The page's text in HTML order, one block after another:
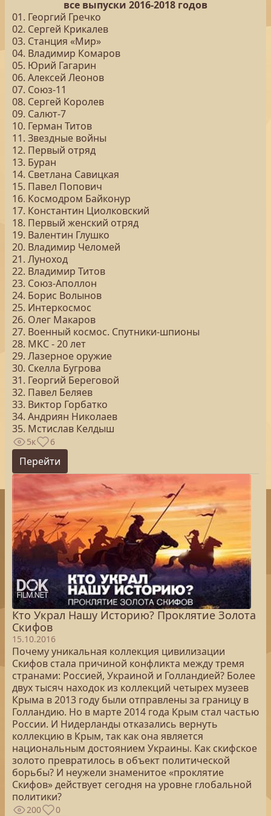
все выпуски 2016-2018 годов
01. Георгий Гречко
02. Сергей Крикалев
03. Станция «Мир»
04. Владимир Комаров
05. Юрий Гагарин
06. Алексей Леонов
07. Союз-11
08. Сергей Королев
09. Салют-7
10. Герман Титов
11. Звездные войны
12. Первый отряд
13. Буран
14. Светлана Савицкая
15. Павел Попович
16. Космодром Байконур
17. Константин Циолковский
18. Первый женский отряд
19. Валентин Глушко
20. Владимир Челомей
21. Луноход
22. Владимир Титов
23. Союз-Аполлон
24. Борис Волынов
25. Интеркосмос
26. Олег Макаров
27. Военный космос. Спутники-шпионы
28. МКС - 20 лет
29. Лазерное оружие
30. Скелла Бугрова
31. Георгий Береговой
32. Павел Беляев
33. Виктор Горбатко
34. Андриян Николаев
35. Мстислав Келдыш
5к 6
Перейти
Кто Украл Нашу Историю? Проклятие Золота
Скифов
15.10.2016
Почему уникальная коллекция цивилизации
Скифов стала причиной конфликта между тремя
странами: Россией, Украиной и Голландией? Более
двух тысяч находок из коллекций четырех музеев
Крыма в 2013 году были отправлены за границу в
Голландию. Но в марте 2014 года Крым стал частью
России. И Нидерланды отказались вернуть
коллекцию в Крым, так как она является
национальным достоянием Украины. Как скифское
золото превратилось в объект политической
борьбы? И неужели знаменитое «проклятие
Скифов» действует сегодня на уровне глобальной
политики?
200 0